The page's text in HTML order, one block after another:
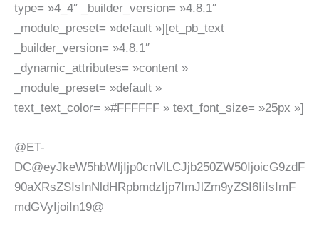
type= »4_4″ _builder_version= »4.8.1″
_module_preset= »default »][et_pb_text
_builder_version= »4.8.1″
_dynamic_attributes= »content »
_module_preset= »default »
text_text_color= »#FFFFFF » text_font_size= »25px »]
@ET-
DC@eyJkeW5hbWljIjp0cnVlLCJjb250ZW50IjoicG9zdF
90aXRsZSIsInNldHRpbmdzIjp7ImJlZm9yZSI6IiIsImF
mdGVyIjoiIn19@